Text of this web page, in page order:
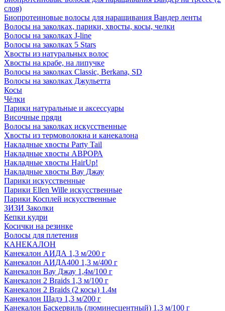
слоя)
Биопротеиновые волосы для наращивания Вандер ленты
Волосы на заколках, парики, хвосты, косы, челки
Волосы на заколках J-line
Волосы на заколках 5 Stars
Хвосты из натуральных волос
Хвосты на крабе, на липучке
Волосы на заколках Classic, Berkana, SD
Волосы на заколках Джульетта
Косы
Чёлки
Парики натуральные и аксессуары
Височные пряди
Волосы на заколках искусственные
Хвосты из термоволокна и канекалона
Накладные хвосты Party Tail
Накладные хвосты АВРОРА
Накладные хвосты HairUp!
Накладные хвосты Вау Джау
Парики искусственные
Парики Ellen Wille искусственные
Парики Косплей искусственные
ЗИЗИ Заколки
Кепки кудри
Косички на резинке
Волосы для плетения
КАНЕКАЛОН
Канекалон АИДА 1,3 м/200 г
Канекалон АИДА400 1,3 м/400 г
Канекалон Вау Джау 1,4м/100 г
Канекалон 2 Braids 1,3 м/100 г
Канекалон 2 Braids (2 косы) 1.4м
Канекалон Шадэ 1,3 м/200 г
Канекалон Баскервиль (люминесцентный) 1,3 м/100 г